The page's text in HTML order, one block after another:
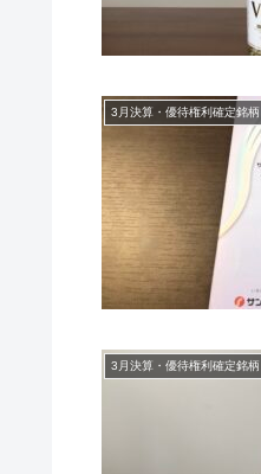
3月決算・優待権利確定銘柄
3月決算・優待権利確定銘柄